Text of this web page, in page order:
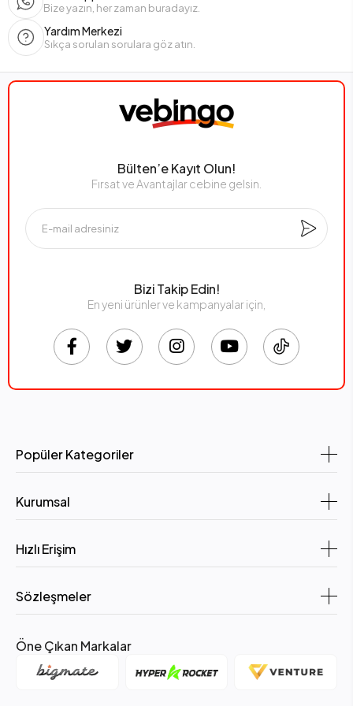
Bize yazın, her zaman buradayız.
Yardım Merkezi
Sıkça sorulan sorulara göz atın.
Bülten’e Kayıt Olun!
Fırsat ve Avantajlar cebine gelsin.
Bizi Takip Edin!
En yeni ürünler ve kampanyalar için,
Popüler Kategoriler
Kurumsal
Hızlı Erişim
Sözleşmeler
Öne Çıkan Markalar